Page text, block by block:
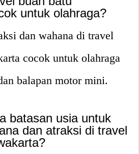
untuk olahraga?
dan wahana di travel
cocok untuk olahraga
balapan motor mini.
batasan usia untuk
dan atraksi di travel